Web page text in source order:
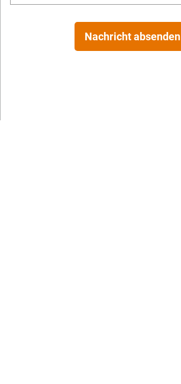
Nachricht absenden